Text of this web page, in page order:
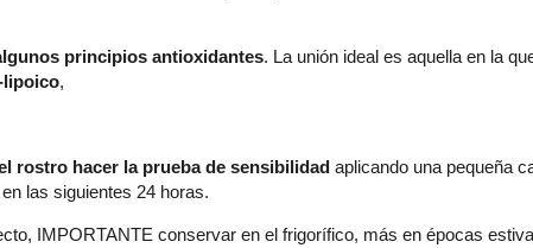
principios antioxidantes. La unión ideal es aquella en la
,
rostro hacer la prueba de sensibilidad aplicando una pequeña
las siguientes 24 horas.
IMPORTANTE conservar en el frigorífico, más en épocas